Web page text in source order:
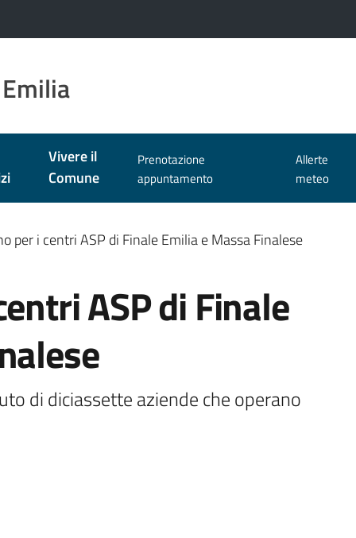
Vivere il
Comune
Prenotazione
appuntamento
Allerte
meteo
per i centri ASP di Finale Emilia e Massa Finalese
ASP di Finale
di diciassette aziende che operano